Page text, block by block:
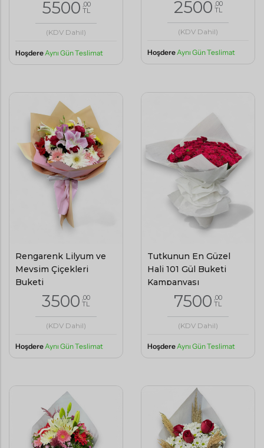
5500 ,00
TL
(KDV Dahil)
HoşdereAynı Gün Teslimat
2500 ,00
TL
(KDV Dahil)
Hoşdere Aynı Gün Teslimat
Rengarenk Lilyum ve
Mevsim Çiçekleri
Buketi
3500 ,00
TL
(KDV Dahil)
HoşdereAynı Gün Teslimat
Tutkunun En Güzel
Hali 101 Gül Buketi
Kampanyası
7500 ,00
TL
(KDV Dahil)
HoşdereAynı Gün Teslimat